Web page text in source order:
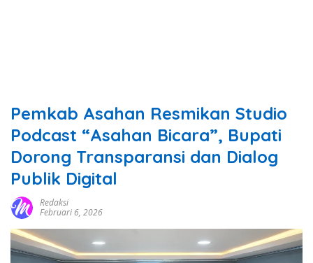
Pemkab Asahan Resmikan Studio
Podcast “Asahan Bicara”, Bupati
Dorong Transparansi dan Dialog
Publik Digital
Redaksi
Februari 6, 2026